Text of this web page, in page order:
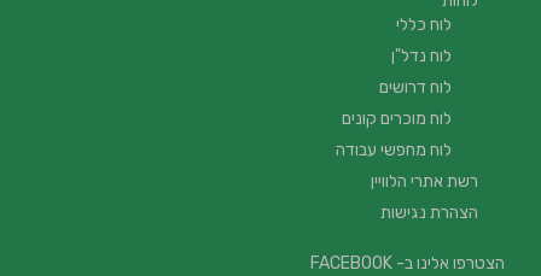
לוח כללי
לוח נדל"ן
לוח דרושים
לוח מוכרים קונים
לוח מחפשי עבודה
רשת אתרי הלוויין
הצהרת נגישות
הצטרפו אלינו ב- FACEBOOK